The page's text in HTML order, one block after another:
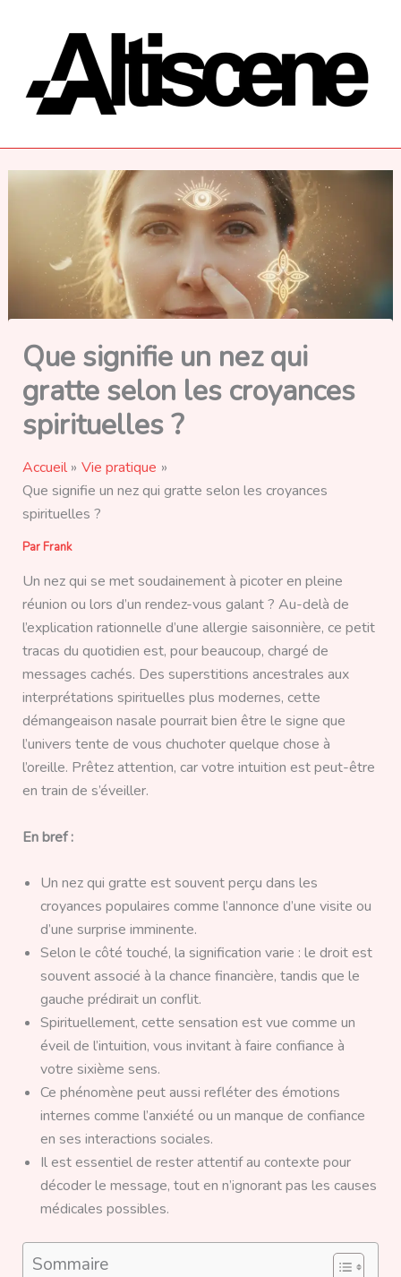
Que signifie un nez qui
gratte selon les croyances
spirituelles ?
Accueil
Vie pratique
Que signifie un nez qui gratte selon les croyances
spirituelles ?
Par Frank
Un nez qui se met soudainement à picoter en pleine
réunion ou lors d’un rendez-vous galant ? Au-delà de
l’explication rationnelle d’une allergie saisonnière, ce petit
tracas du quotidien est, pour beaucoup, chargé de
messages cachés. Des superstitions ancestrales aux
interprétations spirituelles plus modernes, cette
démangeaison nasale pourrait bien être le signe que
l’univers tente de vous chuchoter quelque chose à
l’oreille. Prêtez attention, car votre intuition est peut-être
en train de s’éveiller.
En bref :
Un nez qui gratte est souvent perçu dans les
croyances populaires comme l’annonce d’une visite ou
d’une surprise imminente.
Selon le côté touché, la signification varie : le droit est
souvent associé à la chance financière, tandis que le
gauche prédirait un conflit.
Spirituellement, cette sensation est vue comme un
éveil de l’intuition, vous invitant à faire confiance à
votre sixième sens.
Ce phénomène peut aussi refléter des émotions
internes comme l’anxiété ou un manque de confiance
en ses interactions sociales.
Il est essentiel de rester attentif au contexte pour
décoder le message, tout en n’ignorant pas les causes
médicales possibles.
Sommaire